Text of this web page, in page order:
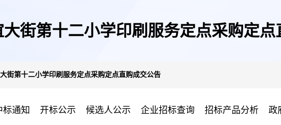
街第十二小学印刷服务定点采购定
街第十二小学印刷服务定点采购定点直购成交公告
标通知 开标公示 候选人公示 企业招标查询 招标产品分析 政